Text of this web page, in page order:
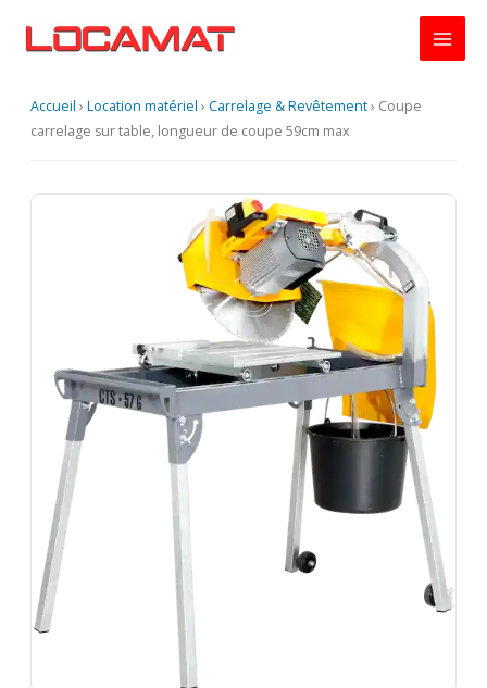
Accueil › Location matériel › Carrelage & Revêtement› Coupe
carrelage sur table, longueur de coupe 59cm max